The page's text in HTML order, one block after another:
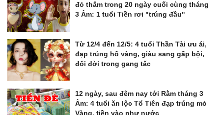
đỏ thắm trong 20 ngày cuối cùng tháng
3 Âm: 1 tuổi Tiền rơi "trúng đầu"
Từ 12/4 đến 12/5: 4 tuổi Thần Tài ưu ái,
đạp trúng hố vàng, giàu sang gấp bội,
đổi đời trong gang tấc
12 ngày, sau đêm nay tới Rằm tháng 3
Âm: 4 tuổi ăn lộc Tổ Tiên đạp trúng mỏ
Vàng, tiền vào như nước